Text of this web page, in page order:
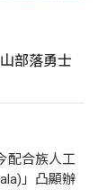
部落勇士
配合族人工
」凸顯辦